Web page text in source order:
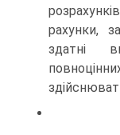
рахунки,
здатні